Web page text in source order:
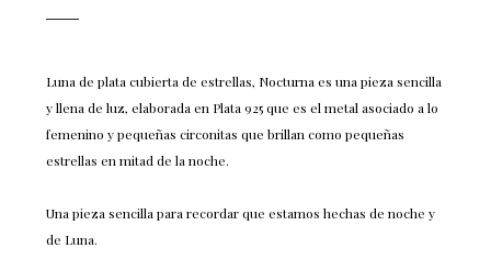
Luna de plata cubierta de estrellas, Nocturna es una pieza sencilla
y llena de luz, elaborada en Plata 925 que es el metal asociado a lo
femenino y pequeñas circonitas que brillan como pequeñas
estrellas en mitad de la noche.
Una pieza sencilla para recordar que estamos hechas de noche y
de Luna.